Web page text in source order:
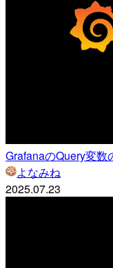
GrafanaのQuery変数
よなみね
2025.07.23